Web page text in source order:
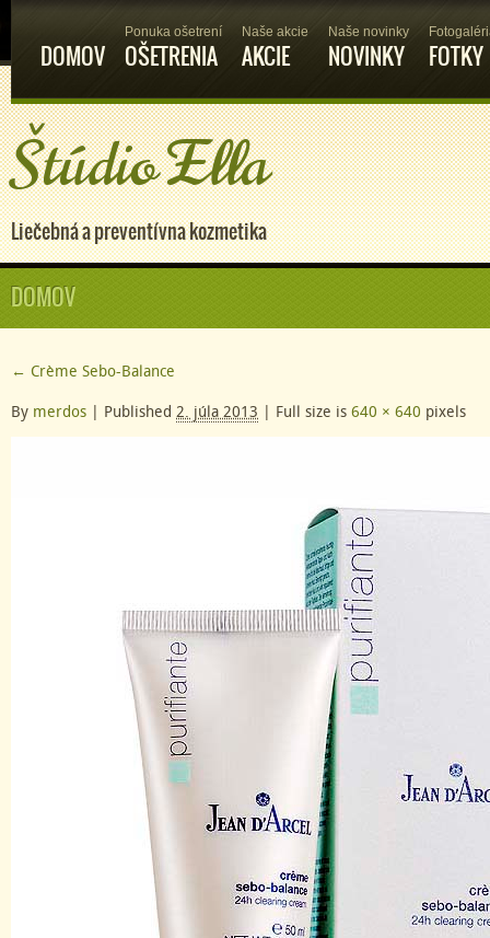
DOMOV
Ponuka ošetrení
OŠETRENIA
Naše akcie
AKCIE
Naše novinky
NOVINKY FOTKY
Štúdio Ella
Liečebná a preventívna kozmetika
DOMOV
← Crème Sebo-Balance
By merdos | Published 2. júla 2013 | Full size is 640 × 640 pixels